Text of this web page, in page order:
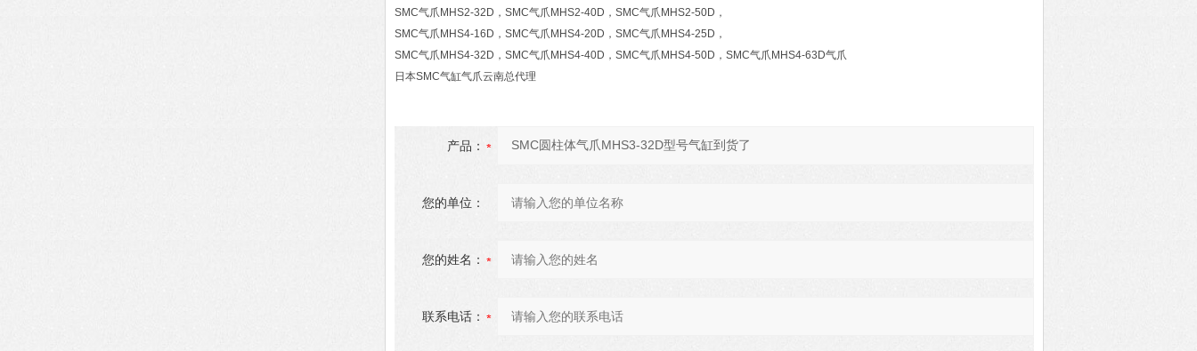
SMC气爪MHS2-32D，SMC气爪MHS2-40D，SMC气爪MHS2-50D，
SMC气爪MHS4-16D，SMC气爪MHS4-20D，SMC气爪MHS4-25D，
SMC气爪MHS4-32D，SMC气爪MHS4-40D，SMC气爪MHS4-50D，SMC气爪MHS4-63D气爪
日本SMC气缸气爪云南总代理
产品：
您的单位：
您的姓名：
联系电话：